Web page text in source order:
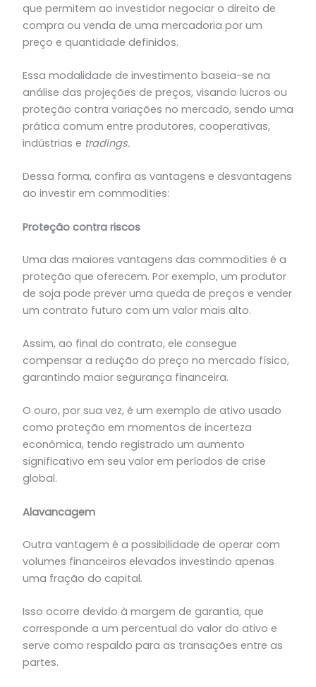
que permitem ao investidor negociar o direito de
compra ou venda de uma mercadoria por um
preço e quantidade definidos.
Essa modalidade de investimento baseia-se na
análise das projeções de preços, visando lucros ou
proteção contra variações no mercado, sendo uma
prática comum entre produtores, cooperativas,
indústrias e tradings.
Dessa forma, confira as vantagens e desvantagens
ao investir em commodities:
Proteção contra riscos
Uma das maiores vantagens das commodities é a
proteção que oferecem. Por exemplo, um produtor
de soja pode prever uma queda de preços e vender
um contrato futuro com um valor mais alto.
Assim, ao final do contrato, ele consegue
compensar a redução do preço no mercado físico,
garantindo maior segurança financeira.
O ouro, por sua vez, é um exemplo de ativo usado
como proteção em momentos de incerteza
econômica, tendo registrado um aumento
significativo em seu valor em períodos de crise
global.
Alavancagem
Outra vantagem é a possibilidade de operar com
volumes financeiros elevados investindo apenas
uma fração do capital.
Isso ocorre devido à margem de garantia, que
corresponde a um percentual do valor do ativo e
serve como respaldo para as transações entre as
partes.